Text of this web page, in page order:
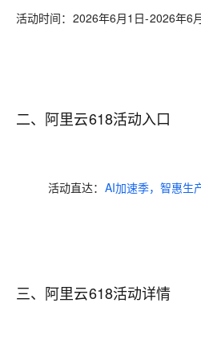
活动时间：2026年6月1日-2026年6
二、阿里云618活动入口
活动直达： AI加速季，智惠生
三、阿里云618活动详情